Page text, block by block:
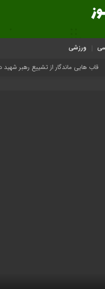
ورزشی
از تشییع رهبر شهید در تهران